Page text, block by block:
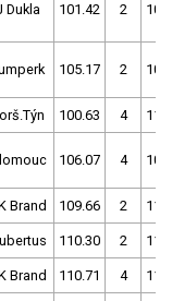
Dukla 101.42 2
105.17 2
100.63 4
106.07 4
Brand 109.66 2
110.30 2
Brand 110.71 4